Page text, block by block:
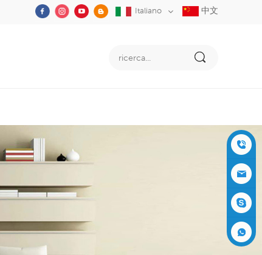
Italiano 中文
+86-05
91-2353
3555
siboly@s
iboly.co
evaporat